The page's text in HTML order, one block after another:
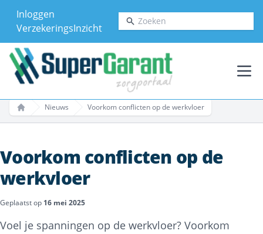
Inloggen
VerzekeringsInzicht
Zoeken
Home
Nieuws Voorkom conflicten op de werkvloer
Voorkom conflicten op de
werkvloer
Geplaatst op 16 mei 2025
Voel je spanningen op de werkvloer? Voorkom